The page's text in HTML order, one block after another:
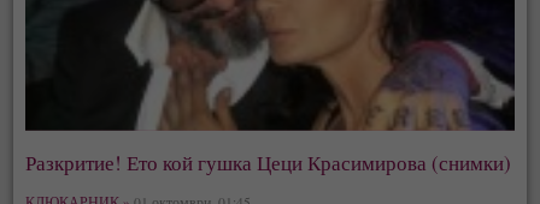
Разкритие! Ето кой гушка Цеци Красимирова (снимки)